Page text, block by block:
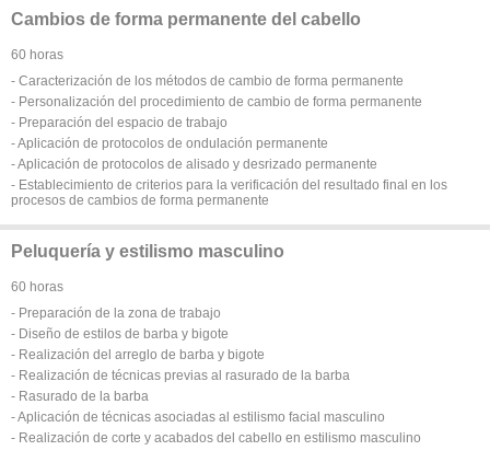
Cambios de forma permanente del cabello
60 horas
- Caracterización de los métodos de cambio de forma permanente
- Personalización del procedimiento de cambio de forma permanente
- Preparación del espacio de trabajo
- Aplicación de protocolos de ondulación permanente
- Aplicación de protocolos de alisado y desrizado permanente
- Establecimiento de criterios para la verificación del resultado final en los
procesos de cambios de forma permanente
Peluquería y estilismo masculino
60 horas
- Preparación de la zona de trabajo
- Diseño de estilos de barba y bigote
- Realización del arreglo de barba y bigote
- Realización de técnicas previas al rasurado de la barba
- Rasurado de la barba
- Aplicación de técnicas asociadas al estilismo facial masculino
- Realización de corte y acabados del cabello en estilismo masculino